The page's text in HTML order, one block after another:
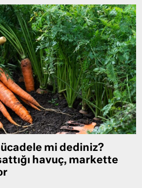
mi dediniz?
havuç, markette